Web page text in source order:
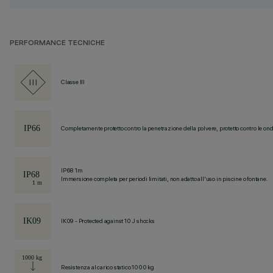
PERFORMANCE TECNICHE
Classe III
Completamente protetto contro la penetrazione della polvere, protetto contro le
IP68 1m
Immersione completa per periodi limitati, non adatto all'uso in piscine o fontane.
IK09 - Protected against 10 J shocks
Resistenza al carico statico 1000 kg